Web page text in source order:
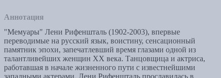
Аннотация
"Мемуары" Лени Рифеншталь (1902-2003), впервые
переводимые на русский язык, воистину, сенсационный
памятник эпохи, запечатлевший время глазами одной из
талантливейших женщин ХХ века. Танцовщица и актриса,
работавшая в начале жизненного пути с известнейшими
западными актерами, Лени Рифеншталь прославилась в